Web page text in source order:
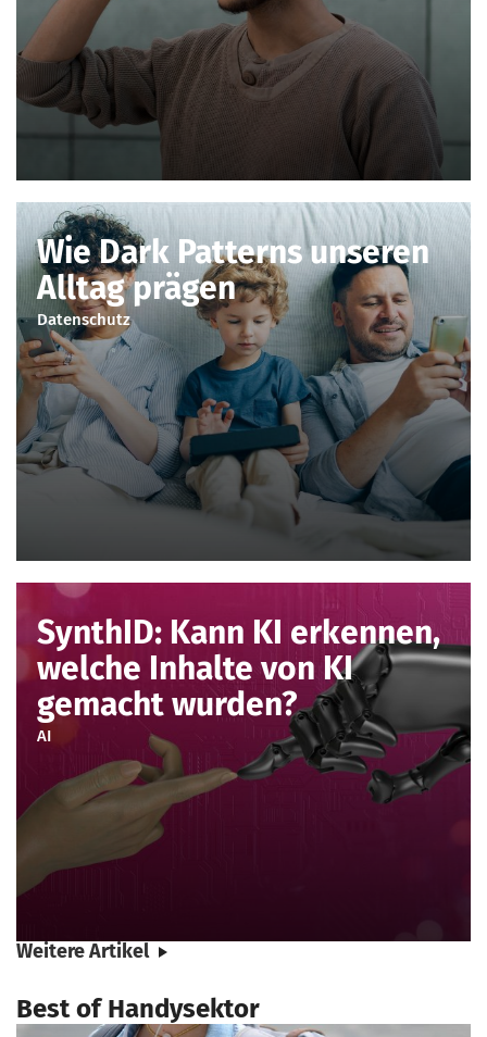
Wie Dark Patterns unseren
Alltag prägen
Datenschutz
SynthID: Kann KI erkennen,
welche Inhalte von KI
gemacht wurden?
AI
Weitere Artikel
Best of Handysektor